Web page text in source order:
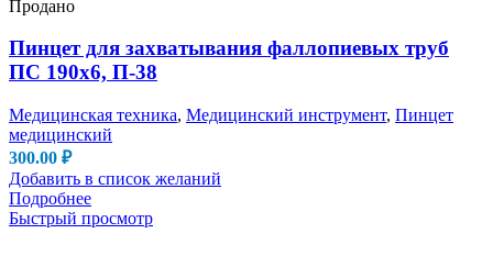
Продано
Пинцет для захватывания фаллопиевых труб
ПС 190х6, П-38
Медицинская техника, Медицинский инструмент, Пинцет
медицинский
300.00 ₽
Добавить в список желаний
Подробнее
Быстрый просмотр